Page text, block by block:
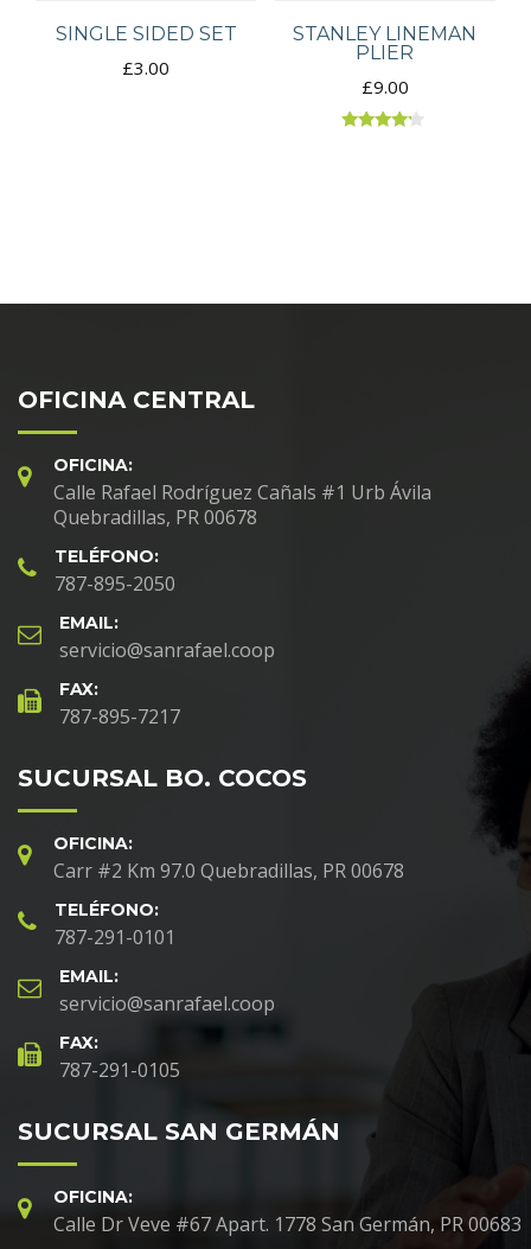
SINGLE SIDED SET
£3.00
STANLEY LINEMAN
PLIER
£9.00
OFICINA CENTRAL
OFICINA:
Calle Rafael Rodríguez Cañals #1 Urb Ávila
Quebradillas, PR 00678
TELÉFONO:
787-895-2050
EMAIL:
servicio@sanrafael.coop
FAX:
787-895-7217
SUCURSAL BO. COCOS
OFICINA:
Carr #2 Km 97.0 Quebradillas, PR 00678
TELÉFONO:
787-291-0101
EMAIL:
servicio@sanrafael.coop
FAX:
787-291-0105
SUCURSAL SAN GERMÁN
OFICINA:
Calle Dr Veve #67 Apart. 1778 San Germán, PR 00683